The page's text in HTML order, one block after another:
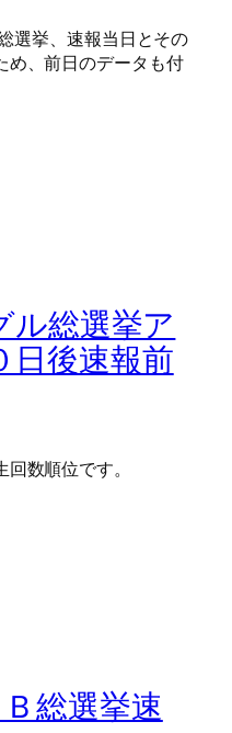
選挙、速報当日とその
め、前日のデータも付
ル総選挙ア
日後速報前
数順位です。
総選挙速